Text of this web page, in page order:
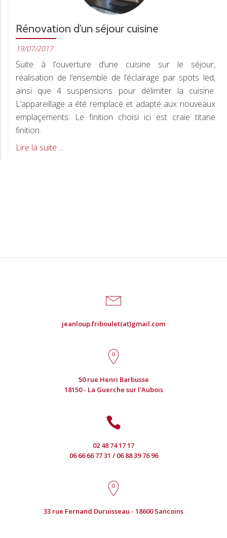
Rénovation d’un séjour cuisine
19/07/2017
Suite à l’ouverture d’une cuisine sur le séjour,
réalisation de l’ensemble de l’éclairage par spots led,
ainsi que 4 suspensions pour délimiter la cuisine.
L’appareillage a été remplacé et adapté aux nouveaux
emplaçements. Le finition choisi ici est craie titane
finition.
Lire la suite ...
Réalisation d’une climatisation réversible dans un
pavillon année 70 en rénovation
Lire la suite ...Climatisation
jeanloup.friboulet(at)gmail.com
50 rue Henri Barbusse
18150 - La Guerche sur l'Aubois
02 48 74 17 17
06 66 66 77 31 / 06 88 39 76 96
33 rue Fernand Duruisseau - 18600 Sancoins